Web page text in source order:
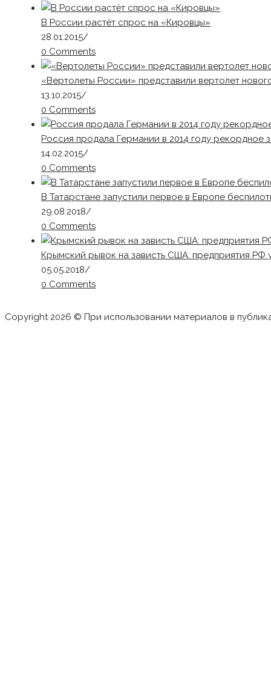
В России растёт спрос на «Кировцы»
28.01.2015/
0 Comments
«Вертолеты России» представили вертолет
13.10.2015/
0 Comments
Россия продала Германии в 2014 году рекордное
14.02.2015/
0 Comments
В Татарстане запустили первое в Европе
29.08.2018/
0 Comments
Крымский рывок на зависть США: предприятия РФ
05.05.2018/
0 Comments
Copyright 2026 © При использовании материалов в